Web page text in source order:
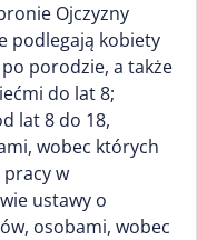
Ojczyzny
podlegają kobiety
porodzie, a także
do lat 8;
lat 8 do 18,
wobec których
w
ustawy o
osobami, wobec